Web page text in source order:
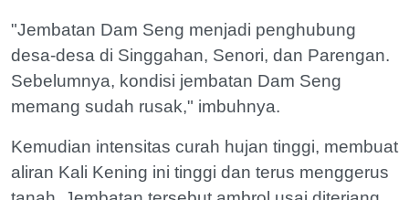
"Jembatan Dam Seng menjadi penghubung
desa-desa di Singgahan, Senori, dan Parengan.
Sebelumnya, kondisi jembatan Dam Seng
memang sudah rusak," imbuhnya.
Kemudian intensitas curah hujan tinggi, membuat
aliran Kali Kening ini tinggi dan terus menggerus